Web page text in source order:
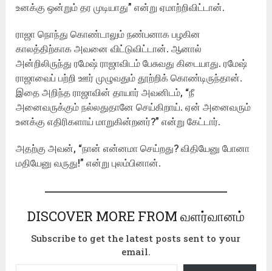
உனக்கு ஒன்றும் தர முடியாது” என்று ஏமாற்றிவிட்டான்.
ராஜா நொந்து கொண்டாலும் நண்பனாக பழகின
காலத்திற்காக அவனை விட்டுவிட்டான். ஆனால்
அன்றிலிருந்து ரமேஷ் ராஜாவிடம் பேசுவது கிடையாது. ரமேஷ்
ராஜாவைப் பற்றி ஊர் முழுவதும் தூற்றிக் கொண்டிருந்தான்.
இதை அறிந்த ராஜாவின் தாயார் அவனிடம், “நீ
அனைவருக்கும் நல்லதுதானே செய்கிறாய். ஏன் அனைவரும்
உனக்கு எதிரிகளாய் மாறுகின்றனர்?” என்று கேட்டார்.
அதற்கு அவன், “நான் என்னமா செய்றது? விதியேனு போனா
மதியேனு வருது!” என்று புலம்பினான்.
DISCOVER MORE FROM வளர்வானம்
Subscribe to get the latest posts sent to your
email.
Type your email…